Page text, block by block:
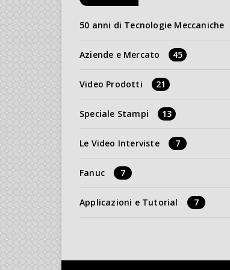
50 anni di Tecnologie Meccaniche
Aziende e Mercato 45
Video Prodotti 21
Speciale Stampi 13
Le Video Interviste 7
Fanuc 7
Applicazioni e Tutorial 7